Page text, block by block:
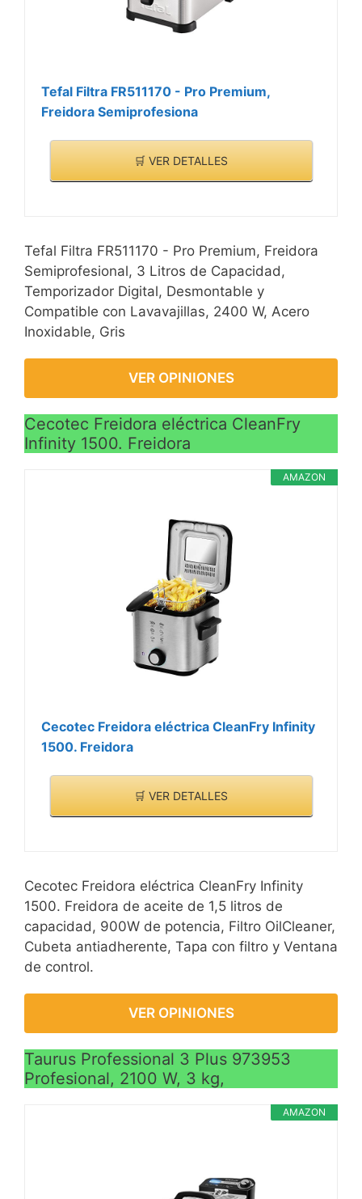
Tefal Filtra FR511170 - Pro Premium,
Freidora Semiprofesiona
🛒 VER DETALLES
Tefal Filtra FR511170 - Pro Premium, Freidora
Semiprofesional, 3 Litros de Capacidad,
Temporizador Digital, Desmontable y
Compatible con Lavavajillas, 2400 W, Acero
Inoxidable, Gris
VER OPINIONES
Cecotec Freidora eléctrica CleanFry
Infinity 1500. Freidora
AMAZON
Cecotec Freidora eléctrica CleanFry Infinity
1500. Freidora
🛒 VER DETALLES
Cecotec Freidora eléctrica CleanFry Infinity
1500. Freidora de aceite de 1,5 litros de
capacidad, 900W de potencia, Filtro OilCleaner,
Cubeta antiadherente, Tapa con filtro y Ventana
de control.
VER OPINIONES
Taurus Professional 3 Plus 973953
Profesional, 2100 W, 3 kg,
AMAZON